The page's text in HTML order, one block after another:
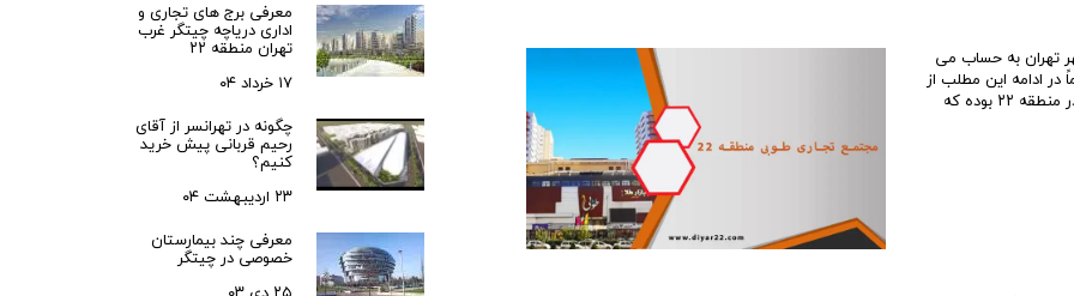
پروژه نیکان
پروژه مهر ایثار یاران
شهر
پهنه E شهرک چیتگر
پذیره نویسی منطقه 22
املاک چیتگر
برج های کوهک
پروژه پدافند ارتش
پروژه الماس بهداری
- - انواع سازه ساختمان سازی ( سازه بتنی )
- - دیوار در ساختمان سازی
- - نقشه در ساختمان سازی
- - سقف در ساختمان سازی
- - ستون در ساختمان سازی
در شهر تهران به حساب می
ادامه این مطلب از
سایت دیار22 با ما همراه باشید. مجتمع تجاری طوبی در چیتگر نخستین مرکز خرید در منطقه ۲۲ بوده که
معرفی برج های تجاری و
اداری دریاچه چیتگر غرب
تهران منطقه ۲۲
۱۷ خرداد ۰۴
چگونه در تهرانسر از آقای
رحیم قربانی پیش خرید
کنیم؟
۲۳ اردیبهشت ۰۴
معرفی چند بیمارستان
خصوصی در چیتگر